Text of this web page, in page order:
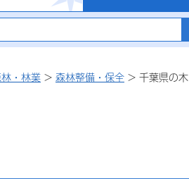
・林業 > 森林整備・保全 > 千葉県の木